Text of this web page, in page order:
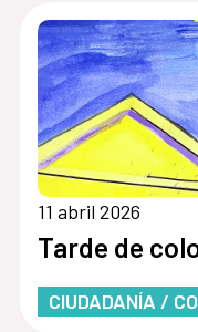
11 abril 2026
Tarde de
CIUDADANÍA /